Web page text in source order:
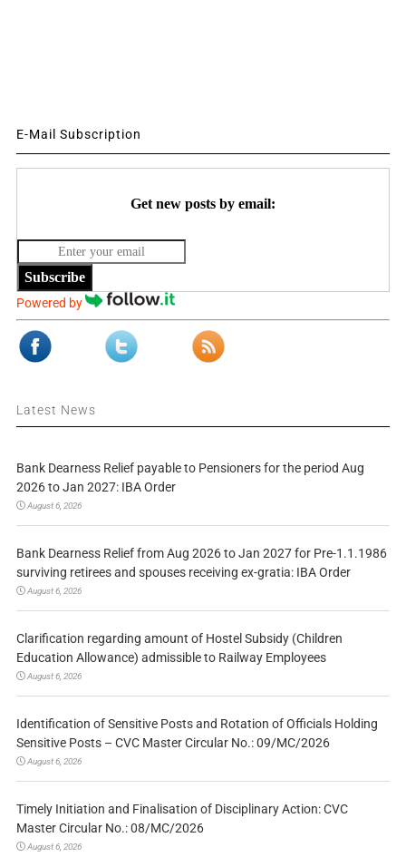
E-Mail Subscription
Get new posts by email:
Subscribe
Powered by
Latest News
Bank Dearness Relief payable to Pensioners for the period Aug
2026 to Jan 2027: IBA Order
August 6, 2026
Bank Dearness Relief from Aug 2026 to Jan 2027 for Pre-1.1.1986
surviving retirees and spouses receiving ex-gratia: IBA Order
August 6, 2026
Clarification regarding amount of Hostel Subsidy (Children
Education Allowance) admissible to Railway Employees
August 6, 2026
Identification of Sensitive Posts and Rotation of Officials Holding
Sensitive Posts – CVC Master Circular No.: 09/MC/2026
August 6, 2026
Timely Initiation and Finalisation of Disciplinary Action: CVC
Master Circular No.: 08/MC/2026
August 6, 2026